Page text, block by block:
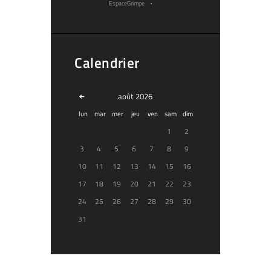
EspaceGrimpe
Calendrier
août 2026
lun mar mer jeu ven sam dim
1
2
3
4 5 6 7 8
9
10
11 12 13 14 15
16
17
18 19 20 21 22
23
24
25 26 27 28 29
30
31